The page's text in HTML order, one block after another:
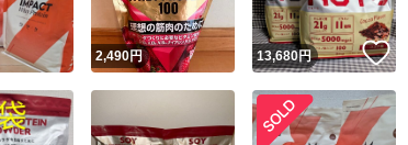
他フリマ実績◯+
スピード&安心発送
※このバッジは実績に基づく
2,490円 13,680円